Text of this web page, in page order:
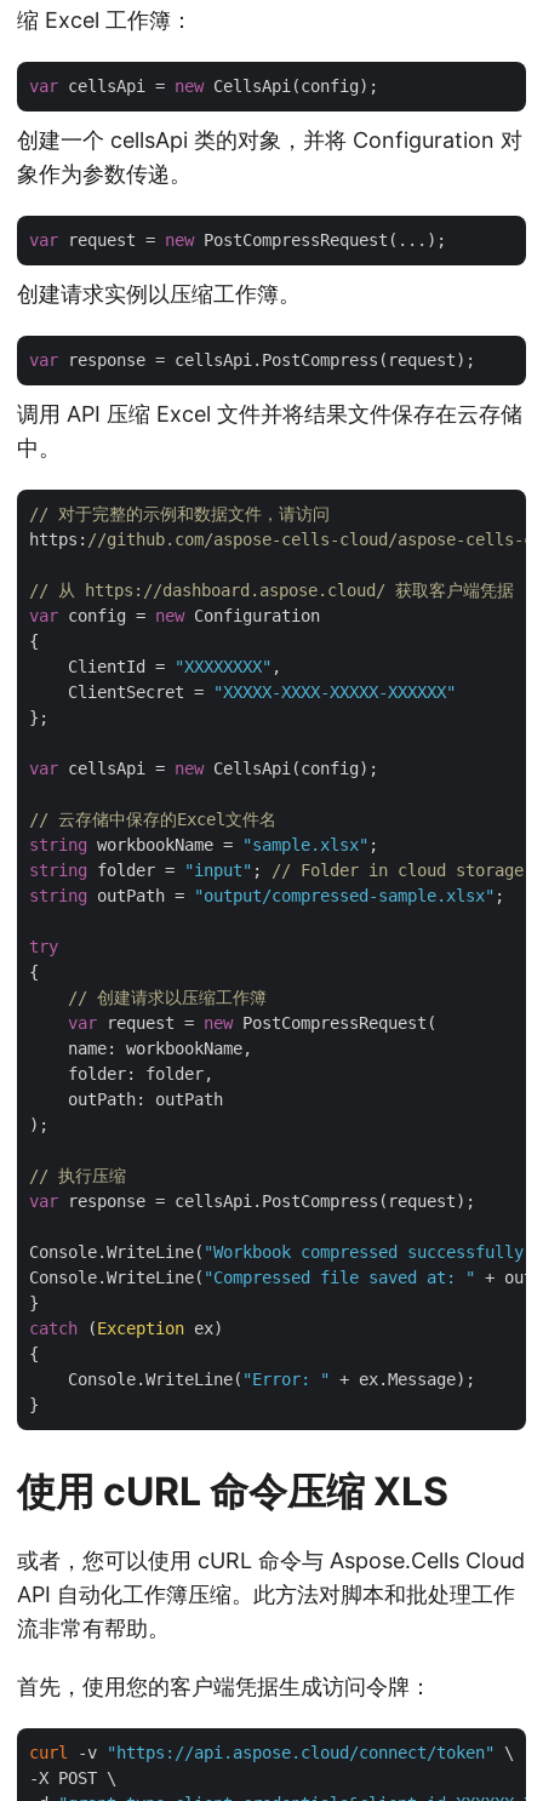
缩 Excel 工作簿：
var cellsApi = new
创建一个 cellsApi 类的对象，并将 Configuration 对
象作为参数传递。
var request = new
创建请求实例以压缩工作簿。
var
调用 API 压缩 Excel 文件并将结果文件保存在云存储
中。
// 对于完整的示例和数据文件，请访问
https: //github.com/aspose-cells-cloud/aspose-cells-
// 从 https://dashboard.aspose.cloud/ 获取客户端凭据
var config = new Configuration
{
    ClientId =
"XXXXXXXX" ,
    ClientSecret =
"XXXXX-XXXX-XXXXX-XXXXXX"
};
var cellsApi = new CellsApi(config);
// 云存储中保存的Excel文件名
string workbookName = "sample.xlsx"
string folder = "input" ;
// Folder in cloud storage
string outPath = "output/compressed-sample.xlsx" ;
try
{
// 创建请求以压缩工作簿
var request = new PostCompressRequest(
    name: workbookName,
    folder: folder,
    outPath: outPath
);
// 执行压缩
var response = cellsApi.PostCompress(request);
Console.WriteLine( "Workbook compressed successfully."
Console.WriteLine( "Compressed file saved at: "
+
catch (Exception ex)
{
    Console.WriteLine(
"Error: "
+ ex.Message);
使用 cURL 命令压缩 XLS
或者，您可以使用 cURL 命令与 Aspose.Cells Cloud
API 自动化工作簿压缩。此方法对脚本和批处理工作
流非常有帮助。
首先，使用您的客户端凭据生成访问令牌：
curl -v "https://api.aspose.cloud/connect/token"
\
-X POST \